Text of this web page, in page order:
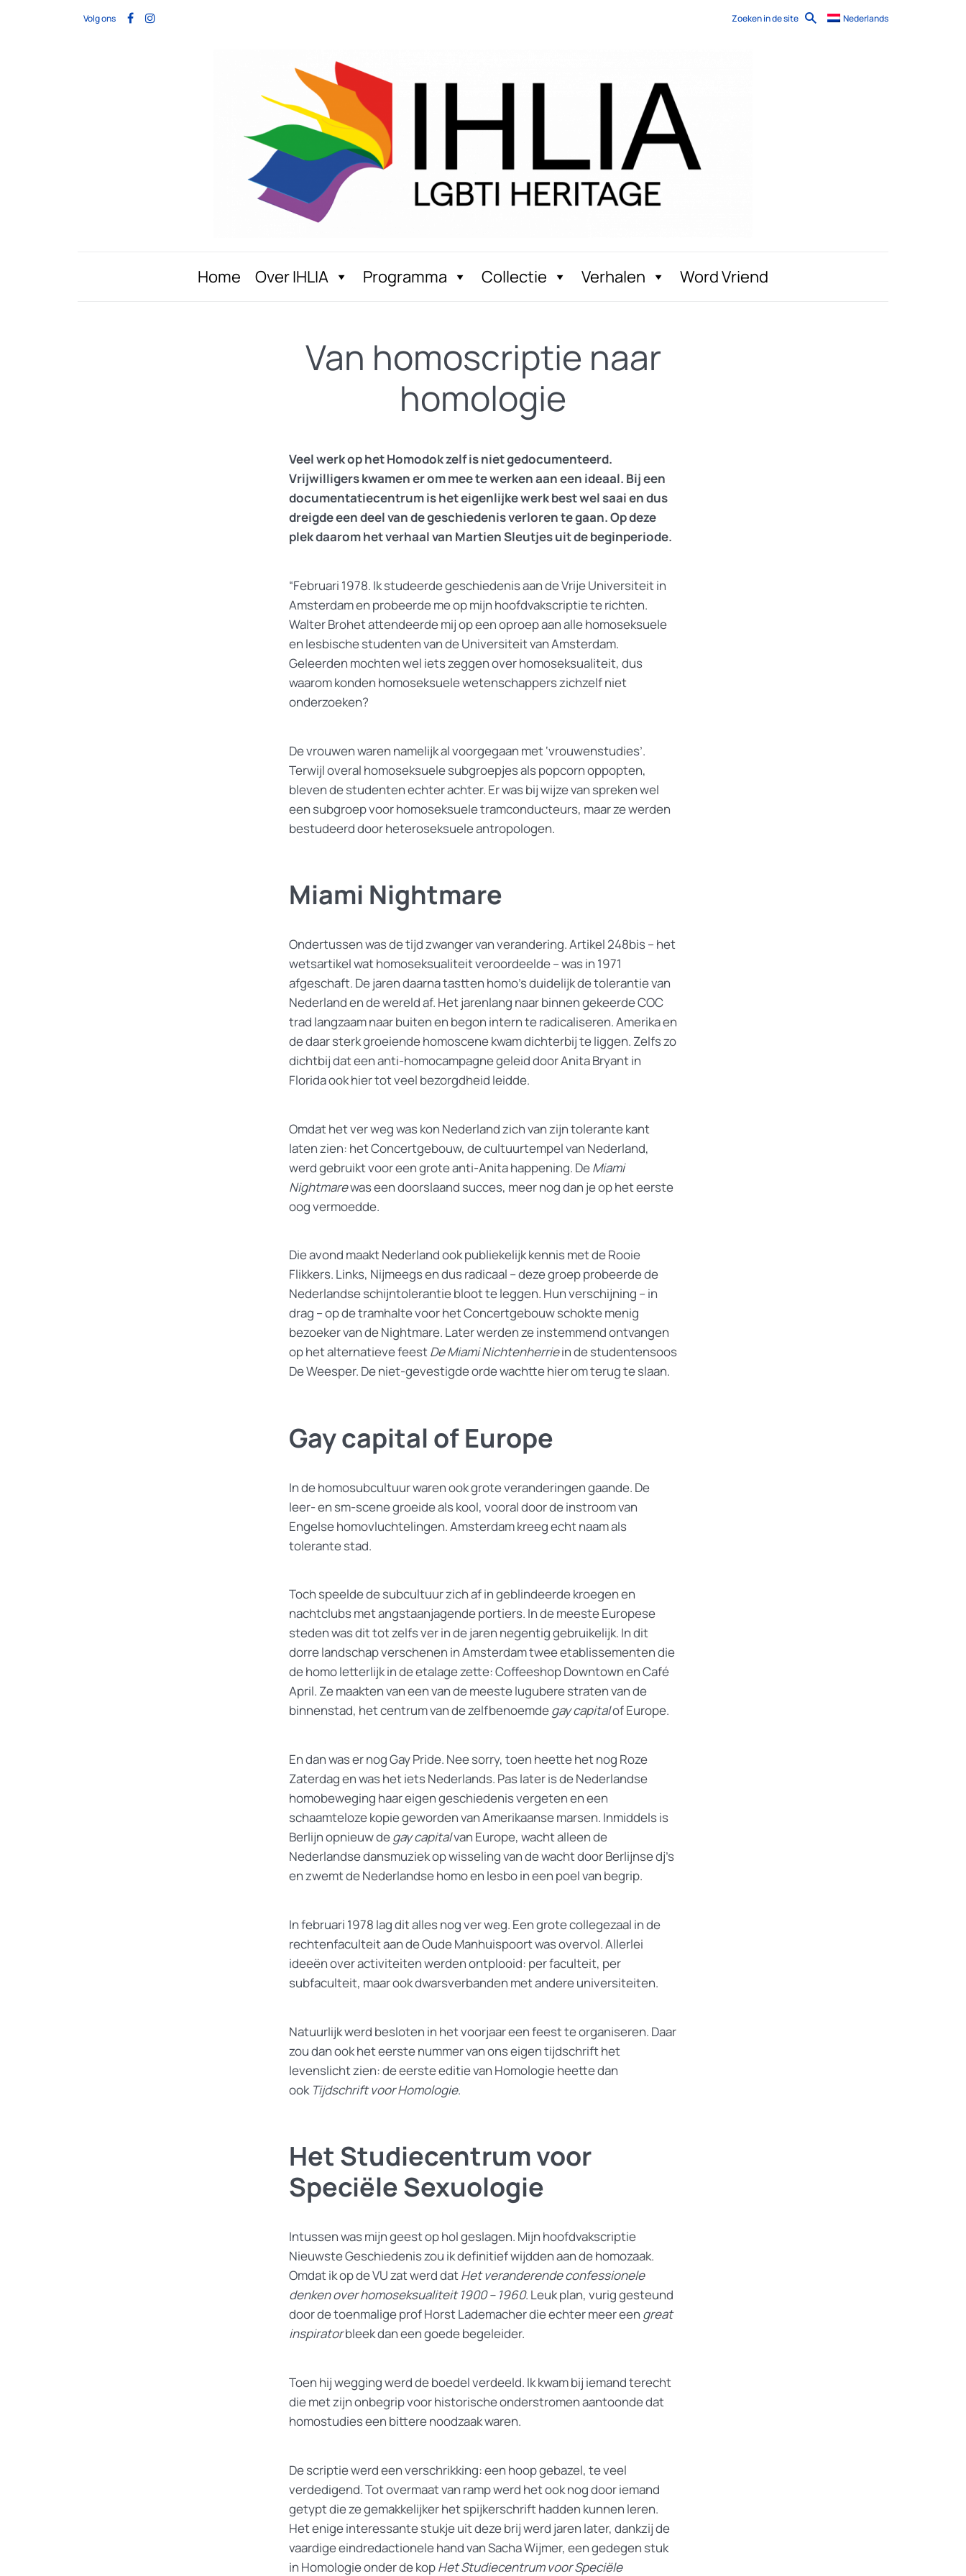
Volg ons Zoeken in de site Nederlands
Home Over IHLIA Programma Collectie Verhalen Word Vriend
Van homoscriptie naar
homologie
Veel werk op het Homodok zelf is niet gedocumenteerd.
Vrijwilligers kwamen er om mee te werken aan een ideaal. Bij een
documentatiecentrum is het eigenlijke werk best wel saai en dus
dreigde een deel van de geschiedenis verloren te gaan. Op deze
plek daarom het verhaal van Martien Sleutjes uit de beginperiode.
“Februari 1978. Ik studeerde geschiedenis aan de Vrije Universiteit in
Amsterdam en probeerde me op mijn hoofdvakscriptie te richten.
Walter Brohet attendeerde mij op een oproep aan alle homoseksuele
en lesbische studenten van de Universiteit van Amsterdam.
Geleerden mochten wel iets zeggen over homoseksualiteit, dus
waarom konden homoseksuele wetenschappers zichzelf niet
onderzoeken?
De vrouwen waren namelijk al voorgegaan met ‘vrouwenstudies’.
Terwijl overal homoseksuele subgroepjes als popcorn oppopten,
bleven de studenten echter achter. Er was bij wijze van spreken wel
een subgroep voor homoseksuele tramconducteurs, maar ze werden
bestudeerd door heteroseksuele antropologen.
Miami Nightmare
Ondertussen was de tijd zwanger van verandering. Artikel 248bis – het
wetsartikel wat homoseksualiteit veroordeelde – was in 1971
afgeschaft. De jaren daarna tastten homo’s duidelijk de tolerantie van
Nederland en de wereld af. Het jarenlang naar binnen gekeerde COC
trad langzaam naar buiten en begon intern te radicaliseren. Amerika en
de daar sterk groeiende homoscene kwam dichterbij te liggen. Zelfs zo
dichtbij dat een anti-homocampagne geleid door Anita Bryant in
Florida ook hier tot veel bezorgdheid leidde.
Omdat het ver weg was kon Nederland zich van zijn tolerante kant
laten zien: het Concertgebouw, de cultuurtempel van Nederland,
werd gebruikt voor een grote anti-Anita happening. DeMiami
Nightmarewas een doorslaand succes, meer nog dan je op het eerste
oog vermoedde.
Die avond maakt Nederland ook publiekelijk kennis met de Rooie
Flikkers. Links, Nijmeegs en dus radicaal – deze groep probeerde de
Nederlandse schijntolerantie bloot te leggen. Hun verschijning – in
drag – op de tramhalte voor het Concertgebouw schokte menig
bezoeker van de Nightmare. Later werden ze instemmend ontvangen
op het alternatieve feestDe Miami Nichtenherriein de studentensoos
De Weesper. De niet-gevestigde orde wachtte hier om terug te slaan.
Gay capital of Europe
In de homosubcultuur waren ook grote veranderingen gaande. De
leer- en sm-scene groeide als kool, vooral door de instroom van
Engelse homovluchtelingen. Amsterdam kreeg echt naam als
tolerante stad.
Toch speelde de subcultuur zich af in geblindeerde kroegen en
nachtclubs met angstaanjagende portiers. In de meeste Europese
steden was dit tot zelfs ver in de jaren negentig gebruikelijk. In dit
dorre landschap verschenen in Amsterdam twee etablissementen die
de homo letterlijk in de etalage zette: Coffeeshop Downtown en Café
April. Ze maakten van een van de meeste lugubere straten van de
binnenstad, het centrum van de zelfbenoemdegay capitalof Europe.
En dan was er nog Gay Pride. Nee sorry, toen heette het nog Roze
Zaterdag en was het iets Nederlands. Pas later is de Nederlandse
homobeweging haar eigen geschiedenis vergeten en een
schaamteloze kopie geworden van Amerikaanse marsen. Inmiddels is
Berlijn opnieuw degay capitalvan Europe, wacht alleen de
Nederlandse dansmuziek op wisseling van de wacht door Berlijnse dj’s
en zwemt de Nederlandse homo en lesbo in een poel van begrip.
In februari 1978 lag dit alles nog ver weg. Een grote collegezaal in de
rechtenfaculteit aan de Oude Manhuispoort was overvol. Allerlei
ideeën over activiteiten werden ontplooid: per faculteit, per
subfaculteit, maar ook dwarsverbanden met andere universiteiten.
Natuurlijk werd besloten in het voorjaar een feest te organiseren. Daar
zou dan ook het eerste nummer van ons eigen tijdschrift het
levenslicht zien: de eerste editie van Homologie heette dan
ook Tijdschrift voor Homologie.
Het Studiecentrum voor
Speciële Sexuologie
Intussen was mijn geest op hol geslagen. Mijn hoofdvakscriptie
Nieuwste Geschiedenis zou ik definitief wijdden aan de homozaak.
Omdat ik op de VU zat werd datHet veranderende confessionele
denken over homoseksualiteit 1900 – 1960. Leuk plan, vurig gesteund
door de toenmalige prof Horst Lademacher die echter meer een great
inspiratorbleek dan een goede begeleider.
Toen hij wegging werd de boedel verdeeld. Ik kwam bij iemand terecht
die met zijn onbegrip voor historische onderstromen aantoonde dat
homostudies een bittere noodzaak waren.
De scriptie werd een verschrikking: een hoop gebazel, te veel
verdedigend. Tot overmaat van ramp werd het ook nog door iemand
getypt die ze gemakkelijker het spijkerschrift hadden kunnen leren.
Het enige interessante stukje uit deze brij werd jaren later, dankzij de
vaardige eindredactionele hand van Sacha Wijmer, een gedegen stuk
in Homologie onder de kopHet Studiecentrum voor Speciële